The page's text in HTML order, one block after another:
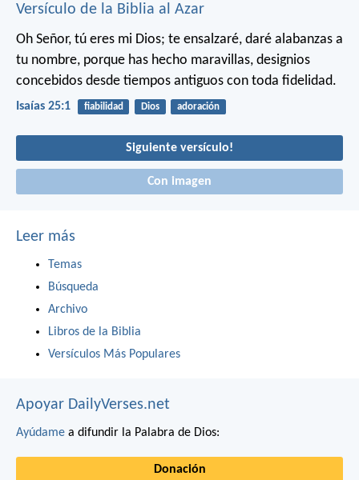
Versículo de la Biblia al Azar
Oh Señor, tú eres mi Dios; te ensalzaré, daré alabanzas a
tu nombre, porque has hecho maravillas, designios
concebidos desde tiempos antiguos con toda fidelidad.
Isaías 25:1 fiabilidad Dios adoración
Siguiente versículo!
Con imagen
Leer más
Temas
Búsqueda
Archivo
Libros de la Biblia
Versículos Más Populares
Apoyar DailyVerses.net
Ayúdame a difundir la Palabra de Dios:
Donación